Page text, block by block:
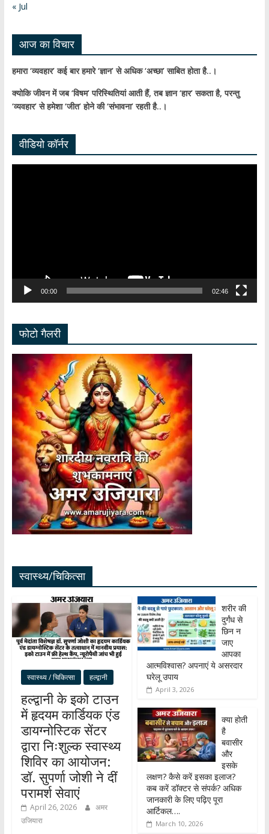
« Jul
आज का विचार
हमारा ‘व्यवहार’ कई बार हमारे ‘ज्ञान’ से अधिक ‘अच्छा’ साबित होता है..।
क्योकि जीवन में जब ‘विषम’ परिस्थितियां आती हैं,तब ज्ञान ‘हार’ सकता है,परन्तु
‘व्यवहार’ से हमेशा ‘जीत’ होने की ‘संभावना’ रहती है..।
वीडियो कॉर्नर
00:00 02:46
फोटो गैलरी
स्वास्थ्य/चिकित्सा
स्वास्थ्य / चिकित्सा हल्द्वानी
हल्द्वानी के इको टाउन
में हृदयम कार्डियक एंड
डायग्नोस्टिक सेंटर
द्वारा निःशुल्क स्वास्थ्य
शिविर का आयोजन:
डॉ. सुपर्णा जोशी ने दीं
परामर्श सेवाएं
April 26, 2026
अमर
उजियारा
शरीर की
दुर्गंध से
छिन न
जाए
आपका
आत्मविश्वास? अपनाएं ये असरदार
घरेलू उपाय
April 3, 2026
क्या होती
है
बवासीर
और
इसके
लक्षण? कैसे करें इसका इलाज?
कब करें डॉक्टर से संपर्क? अधिक
जानकारी के लिए पढ़िए पूरा
आर्टिकल….
March 10, 2026